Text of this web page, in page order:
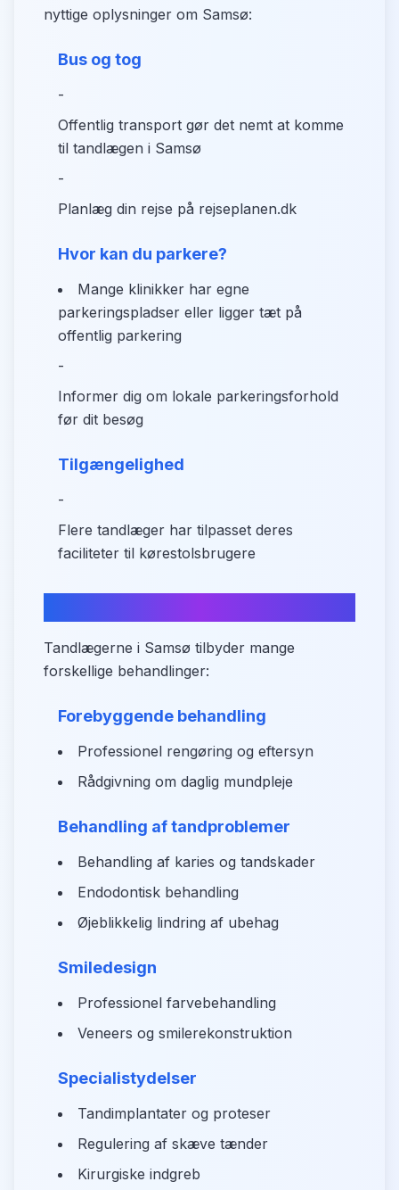
nyttige oplysninger om Samsø:
Bus og tog
-
Offentlig transport gør det nemt at komme
til tandlægen i Samsø
-
Planlæg din rejse på rejseplanen.dk
Hvor kan du parkere?
Mange klinikker har egne
parkeringspladser eller ligger tæt på
offentlig parkering
-
Informer dig om lokale parkeringsforhold
før dit besøg
Tilgængelighed
-
Flere tandlæger har tilpasset deres
faciliteter til kørestolsbrugere
Tandlægerne i Samsø tilbyder mange
forskellige behandlinger:
Forebyggende behandling
Professionel rengøring og eftersyn
Rådgivning om daglig mundpleje
Behandling af tandproblemer
Behandling af karies og tandskader
Endodontisk behandling
Øjeblikkelig lindring af ubehag
Smiledesign
Professionel farvebehandling
Veneers og smilerekonstruktion
Specialistydelser
Tandimplantater og proteser
Regulering af skæve tænder
Kirurgiske indgreb